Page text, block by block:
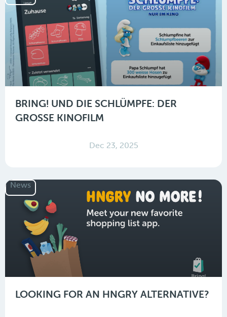
BRING! UND DIE SCHLÜMPFE: DER
GROSSE KINOFILM
Dec 23, 2025
News
LOOKING FOR AN HNGRY ALTERNATIVE?